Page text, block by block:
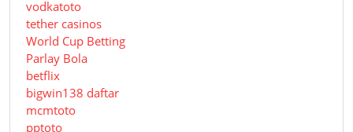
vodkatoto
tether casinos
World Cup Betting
Parlay Bola
betflix
bigwin138 daftar
mcmtoto
pptoto